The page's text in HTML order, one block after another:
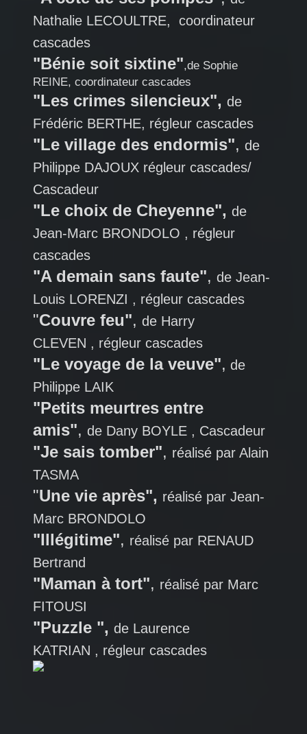
Nathalie LECOULTRE, coordinateur
cascades
"Bénie soit sixtine",de Sophie
REINE, coordinateur cascades
"Les crimes silencieux", de
Frédéric BERTHE, régleur cascades
"Le village des endormis", de
Philippe DAJOUX régleur cascades/
Cascadeur
"Le choix de Cheyenne", de
Jean-Marc BRONDOLO , régleur
cascades
"A demain sans faute", de Jean-
Louis LORENZI , régleur cascades
"Couvre feu", de Harry
CLEVEN , régleur cascades
"Le voyage de la veuve", de
Philippe LAIK
"Petits meurtres entre
amis", de Dany BOYLE , Cascadeur
"Je sais tomber", réalisé par Alain
TASMA
"Une vie après", réalisé par Jean-
Marc BRONDOLO
"Illégitime", réalisé par RENAUD
Bertrand
"Maman à tort", réalisé par Marc
FITOUSI
"Puzzle ", de Laurence
KATRIAN , régleur cascades